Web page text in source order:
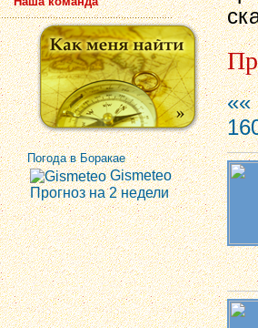
Погода в Боракае
Gismeteo
Прогноз на 2 недели
««